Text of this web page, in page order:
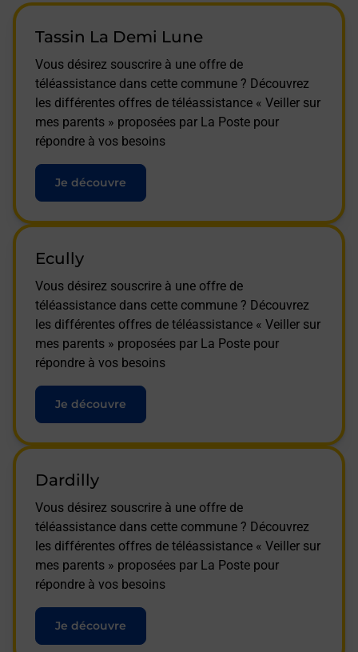
Tassin La Demi Lune
Vous désirez souscrire à une offre de
téléassistance dans cette commune ? Découvrez
les différentes offres de téléassistance « Veiller sur
mes parents » proposées par La Poste pour
répondre à vos besoins
Je découvre
Ecully
Vous désirez souscrire à une offre de
téléassistance dans cette commune ? Découvrez
les différentes offres de téléassistance « Veiller sur
mes parents » proposées par La Poste pour
répondre à vos besoins
Je découvre
Dardilly
Vous désirez souscrire à une offre de
téléassistance dans cette commune ? Découvrez
les différentes offres de téléassistance « Veiller sur
mes parents » proposées par La Poste pour
répondre à vos besoins
Je découvre